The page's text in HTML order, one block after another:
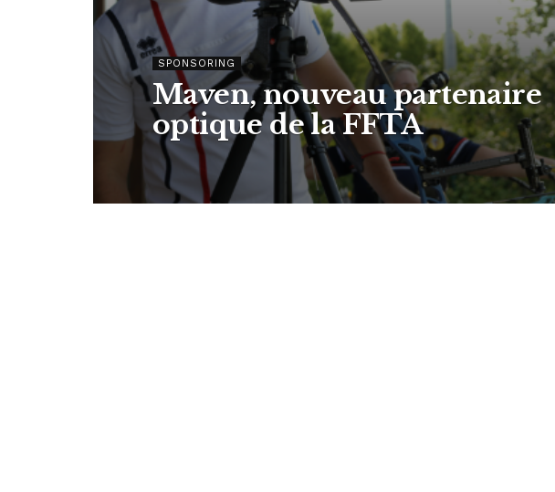
SPONSORING
Maven, nouveau partenaire
optique de la FFTA